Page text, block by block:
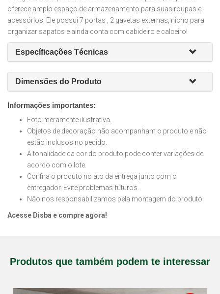
oferece amplo espaço de armazenamento para suas roupas e
acessórios. Ele possui 7 portas , 2 gavetas externas, nicho para
organizar sapatos e ainda conta com cabideiro e calceiro!
Específicações Técnicas
Dimensões do Produto
Informações importantes:
Foto meramente ilustrativa.
Objetos de decoração não acompanham o produto e não
estão inclusos no pedido.
A tonalidade da cor do produto pode conter variações de
acordo com o lote.
Confira o produto no ato da entrega junto com o
entregador. Evite problemas futuros.
Não nos responsabilizamos pela montagem do produto.
Acesse Disba e compre agora!
Produtos que também podem te interessar